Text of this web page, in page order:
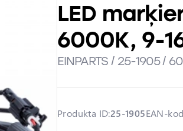
LED
6000K, 9-
EINPARTS / 25-1905 /
Produkta ID:25-1905EAN-